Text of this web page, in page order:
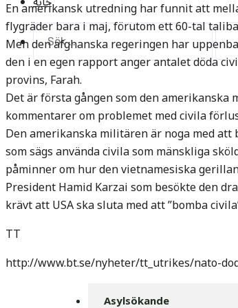
Sök
efter:
En amerikansk utredning har funnit att
flygräder bara i maj, förutom ett 60-tal
Men den afghanska regeringen har
den i en egen rapport anger antalet döda
provins, Farah.
Det är första gången som den
kommentarer om problemet med civila
Den amerikanska militären är noga med
som sägs använda civila som mänskliga
påminner om hur den vietnamesiska
President Hamid Karzai som besökte den
krävt att USA ska sluta med att ”bomba
TT
http://www.bt.se/nyheter/tt_utrikes/nato-
Asylsökande